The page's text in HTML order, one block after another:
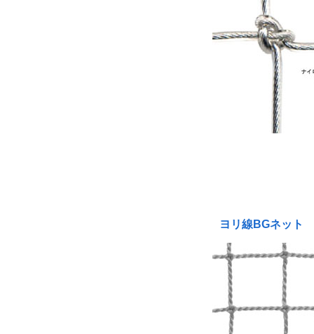
ヨリ線BGネット